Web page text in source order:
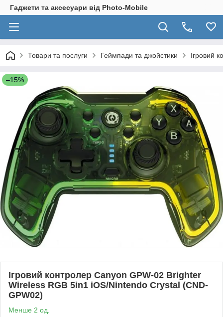
Гаджети та аксесуари від Photo-Mobile
Товари та послуги Геймпади та джойстики Ігровий
–15%
Ігровий контролер Canyon GPW-02 Brighter
Wireless RGB 5in1 iOS/Nintendo Crystal (CND-
GPW02)
Менше 2 од.